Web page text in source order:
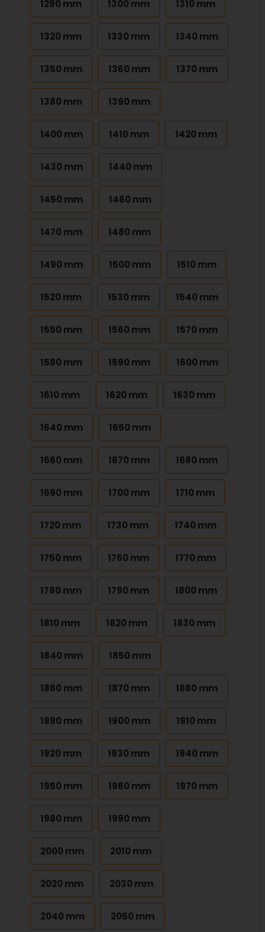
1290 mm 1300 mm 1310 mm
1320 mm 1330 mm 1340 mm
1350 mm 1360 mm 1370 mm
1380 mm 1390 mm
1400 mm 1410 mm 1420 mm
1430 mm 1440 mm
1450 mm 1460 mm
1470 mm 1480 mm
1490 mm 1500 mm 1510 mm
1520 mm 1530 mm 1540 mm
1550 mm 1560 mm 1570 mm
1580 mm 1590 mm 1600 mm
1610 mm 1620 mm 1630 mm
1640 mm 1650 mm
1660 mm 1670 mm 1680 mm
1690 mm 1700 mm 1710 mm
1720 mm 1730 mm 1740 mm
1750 mm 1760 mm 1770 mm
1780 mm 1790 mm 1800 mm
1810 mm 1820 mm 1830 mm
1840 mm 1850 mm
1860 mm 1870 mm 1880 mm
1890 mm 1900 mm 1910 mm
1920 mm 1930 mm 1940 mm
1950 mm 1960 mm 1970 mm
1980 mm 1990 mm
2000 mm 2010 mm
2020 mm 2030 mm
2040 mm 2050 mm